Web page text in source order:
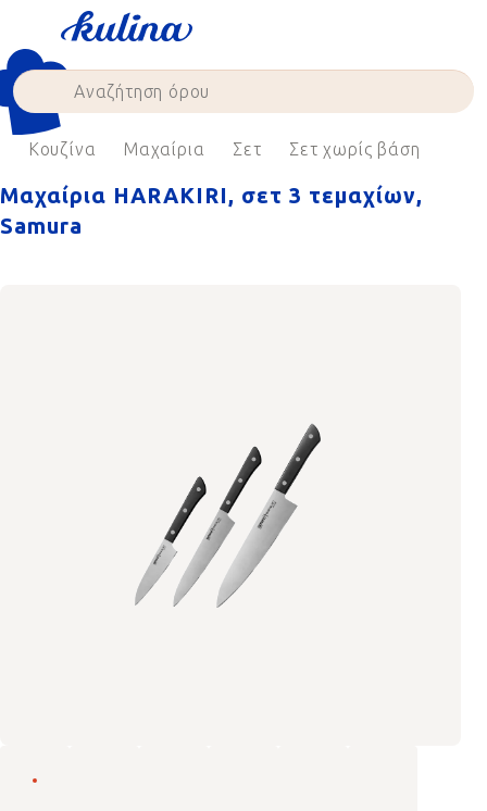
content
Κουζίνα Μαχαίρια Σετ Σετ χωρίς βάση
Μαχαίρια HARAKIRI, σετ 3 τεμαχίων,
Samura